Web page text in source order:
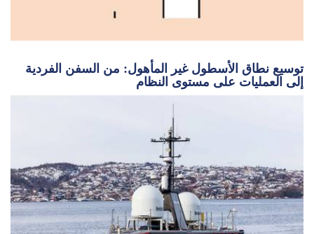
توسيع نطاق الأسطول غير المأهول: من السفن الفردية
إلى العمليات على مستوى النظام